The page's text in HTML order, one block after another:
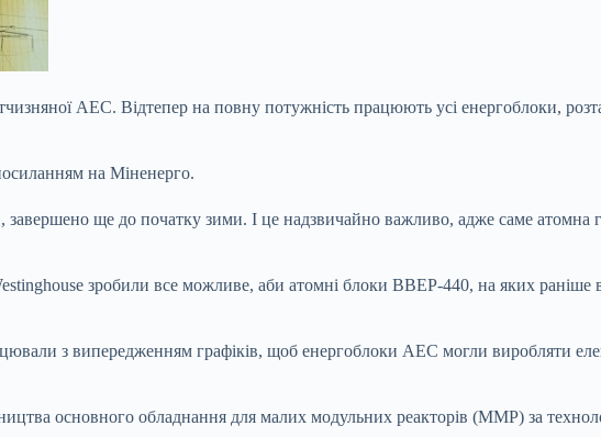
АЕС. Відтепер на повну потужність працюють усі енергоблоки,
на Міненерго.
ще до початку зими. І це надзвичайно важливо, адже саме атомна
зробили все можливе, аби атомні блоки ВВЕР-440, на яких раніше
з випередженням графіків, щоб енергоблоки АЕС могли виробляти
основного обладнання для малих модульних реакторів (ММР) за